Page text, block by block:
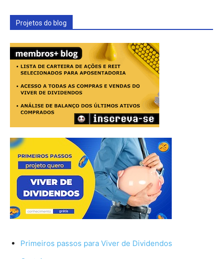
Projetos do blog
Primeiros passos para Viver de Dividendos